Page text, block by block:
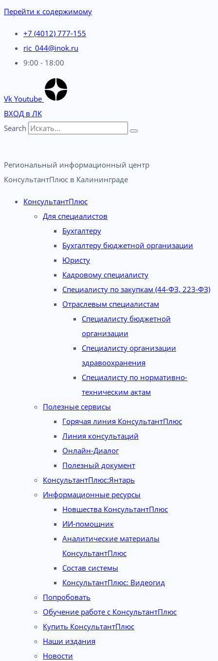
Перейти к содержимому
+7 (4012) 777-155
ric_044@inok.ru
9:00 - 18:00
Vk Youtube
ВХОД в ЛК
Search
Региональный информационный центр
КонсультантПлюс в Калининграде​
КонсультантПлюс
Для специалистов
Бухгалтеру
Бухгалтеру бюджетной организации
Юристу
Кадровому специалисту
Специалисту по закупкам (44-ФЗ, 223-ФЗ)
Отраслевым специалистам
Специалисту бюджетной
организации
Специалисту организации
здравоохранения
Специалисту по нормативно-
техническим актам
Полезные сервисы
Горячая линия КонсультантПлюс
Линия консультаций
Онлайн-Диалог
Полезный документ
КонсультантПлюс:Янтарь
Информационные ресурсы
Новшества КонсультантПлюс
ИИ-помощник
Аналитические материалы
КонсультантПлюс
Состав системы
КонсультантПлюс: Видеогид
Попробовать
Обучение работе с КонсультантПлюс
Купить КонсультантПлюс
Наши издания
Новости